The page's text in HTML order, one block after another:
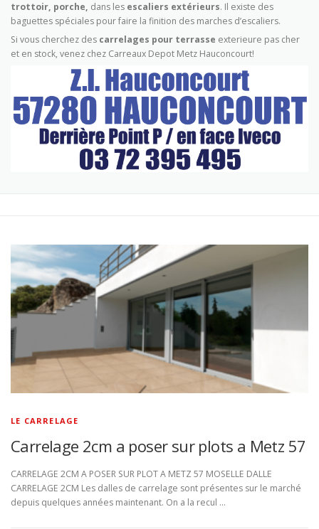
trottoir, porche, dans les escaliers extérieurs. Il existe des
baguettes spéciales pour faire la finition des marches d’escaliers.
Si vous cherchez des carrelages pour terrasse exterieure pas cher
et en stock, venez chez Carreaux Depot Metz Hauconcourt!
LE CARRELAGE
Carrelage 2cm a poser sur plots a Metz 57
CARRELAGE 2CM A POSER SUR PLOT A METZ 57 MOSELLE DALLE
CARRELAGE 2CM Les dalles de carrelage sont présentes sur le marché
depuis quelques années maintenant. On a la recul …